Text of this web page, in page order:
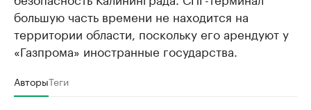
большую часть времени не находится на
территории области, поскольку его арендуют у
«Газпрома» иностранные государства.
АвторыТеги